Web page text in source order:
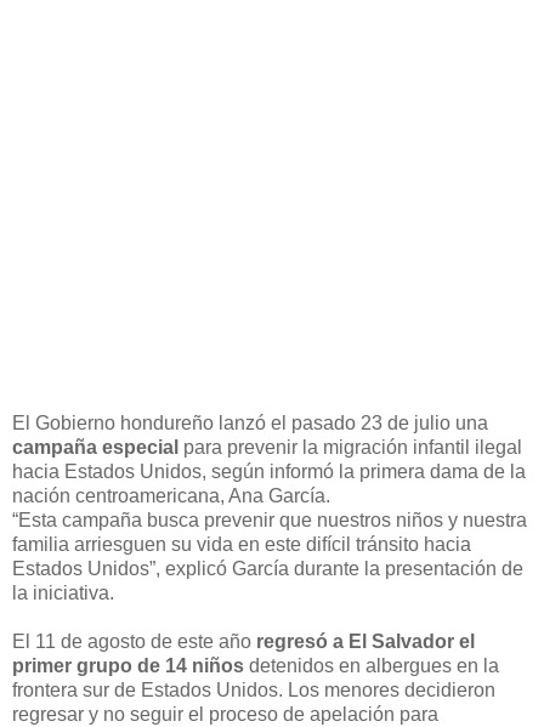
El Gobierno hondureño lanzó el pasado 23 de julio una
campaña especial para prevenir la migración infantil ilegal
hacia Estados Unidos, según informó la primera dama de la
nación centroamericana, Ana García.
“Esta campaña busca prevenir que nuestros niños y nuestra
familia arriesguen su vida en este difícil tránsito hacia
Estados Unidos”, explicó García durante la presentación de
la iniciativa.
El 11 de agosto de este año regresó a El Salvador el
primer grupo de 14 niños detenidos en albergues en la
frontera sur de Estados Unidos. Los menores decidieron
regresar y no seguir el proceso de apelación para